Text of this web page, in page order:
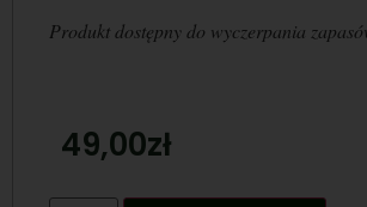
Produkt dostępny do wyczerpania
49,00zł